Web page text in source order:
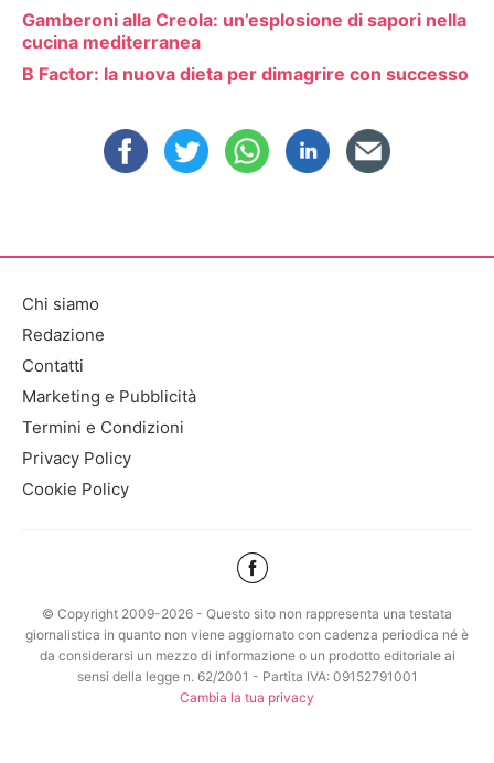
Gamberoni alla Creola: un’esplosione di sapori nella
cucina mediterranea
B Factor: la nuova dieta per dimagrire con successo
Chi siamo
Redazione
Contatti
Marketing e Pubblicità
Termini e Condizioni
Privacy Policy
Cookie Policy
© Copyright 2009-2026 - Questo sito non rappresenta una testata
giornalistica in quanto non viene aggiornato con cadenza periodica né è
da considerarsi un mezzo di informazione o un prodotto editoriale ai
sensi della legge n. 62/2001 - Partita IVA: 09152791001
Cambia la tua privacy